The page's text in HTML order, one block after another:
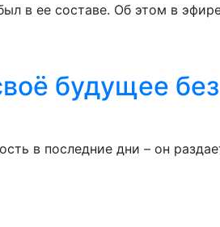
в ее составе. Об этом в
будущее
в последние дни – он